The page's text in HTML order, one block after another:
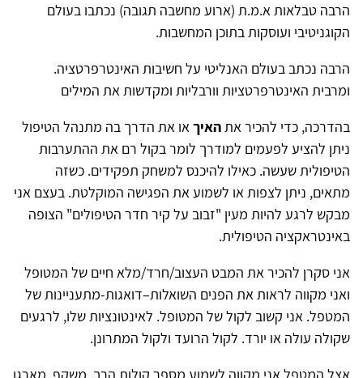
הרבה טבלאות א.מ.ת (ארוע מחשבה תגובה) נכתבו בעולם
הקוגניטיבי ועוסקות בתוכן המחשבות.
הרבה נכתב בעולם האנליטי על חשיבות האינטרפרטציה.
ומרבית האינטרפרטציות וורבליות ומקדשות את המילים
בהדרכה, כדי להכיר אתהאיךאו את הדרך בה מתנהל הטיפול
ניתן להציע לפעמים למודרך לומר בקול רם את ההתערבות
הטיפולית שעשה. כאילו להיכנס למשחק תפקידים. כשזה
מתאים, ניתן לצפות או לשמוע את הפגישה המוקלטת. בעצם אני
מבקש לרגע להיות מעין "זבוב על קיר חדר הטיפולים" הצופה
באינטראקציה הטיפולית.
אני סקרן להכיר את המבט העצוב/חרד/מלא חיים של המטופל
ואני מקווה לראות את הפנים השואלות–דואגות-מתעניינות של
המטפל. אני קשוב לקול של המטופל. לאינטונציות שלו, לרגעים
שקולה עולה או יורד. לקול הרועד ולקול המתרונן.